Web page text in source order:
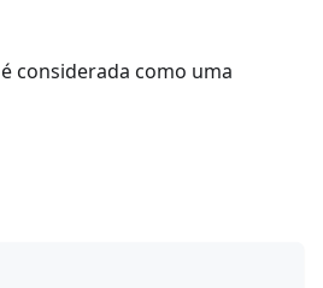
é considerada como uma